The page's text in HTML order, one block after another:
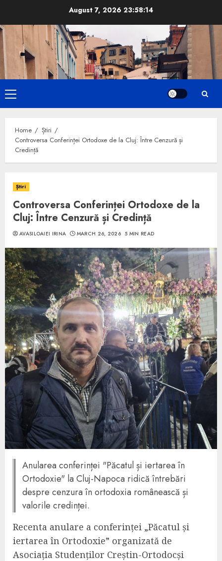
content
August 7, 2026 23:58:16
Primary
Menu
Home
Știri
Controversa Conferinței Ortodoxe de la Cluj: Între Cenzură și
Credință
Știri
Controversa Conferinței Ortodoxe de la
Cluj: Între Cenzură și Credință
AVASILOAIEI IRINA MARCH 26, 2026 5 MIN READ
Anularea conferinței "Păcatul și iertarea în
Ortodoxie" la Cluj-Napoca ridică întrebări
despre cenzura în ortodoxia românească și
valorile credinței.
Recenta anulare a conferinței „Păcatul și
iertarea în Ortodoxie” organizată de
Asociația Studenților Creștin-Ortodocși